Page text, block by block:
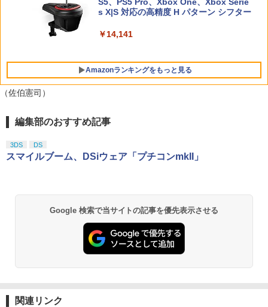
ルダノデンセツ ティア-ズ オブ ザ キン
ーク Kontrolfreek 【 FPS - Frenzy Pur
フレンジー PUBG Fortnite Call of Duty
APEX コントローラー 親指用ステック P
￥2,697
5
BEEPJAPAN PS5ゲームソフト Flintloc
k (Deluxe Edition) ELJM-30529
￥1,728
「きみの色」通常版【Blu-ray】 [ 山田尚
ンラインコード版
トローラー(CFI-ZCT2J)
￥10,737
s X|S 対応の高精度 H パターン シフター
￥14,141
Amazonランキングをもっと見る
1
劇場版「鬼滅の刃」無限城編 第一章 猗
￥3,982
劇場版「鬼滅の刃」無限城編 第一章 猗
￥3,523
（佐伯憲司）
編集部のおすすめ記事
3DS DS
スマイルブーム、DSiウェア「プチコンmkII」
Google 検索で当サイトの記事を優先表示させる
関連リンク